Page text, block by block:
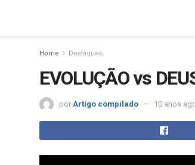
Home Destaques
EVOLUÇÃO vs
por Artigo compilado 10 anos